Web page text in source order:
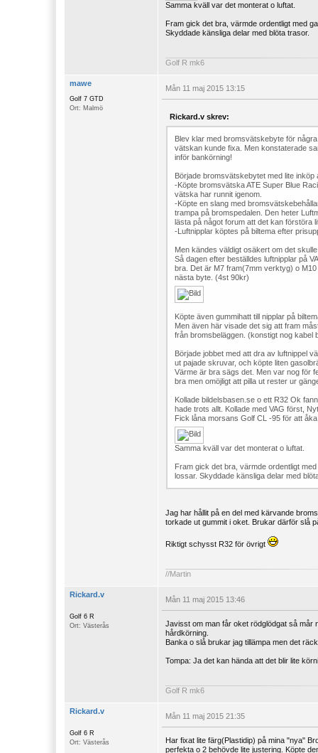
Samma kväll var det monterat o luftat.
Fram gick det bra, värmde ordentligt med
Skyddade känsliga delar med blöta trasor.
Golf R mk6
mawe
Golf 7 GTD
Ort: Malmö
Mån 11 maj 2015 13:15
Rickard.v skrev:
Blev klar med bromsvätskebyte för
vätskan kunde fixa. Men konstaterade
inför bankörning!
Började bromsvätskebytet med lite inköp
-Köpte bromsvätska ATE Super Blue
vätska har runnit igenom.
-Köpte en slang med
trampa på bromspedalen. Den heter
lästa på något forum att det kan förstöra
-Luftnipplar köptes på biltema efter
Men kändes väldigt osäkert om det
Så dagen efter beställdes luftnipplar på
bra. Det är M7 fram(7mm verktyg) o
nästa byte. (4st 90kr)
Köpte även gummihatt till nipplar på
Men även här visade det sig att fram
från bromsbeläggen. (konstigt nog kabel
Började jobbet med att dra av luftnippel
ut pajade skruvar, och köpte liten
Värme är bra sägs det. Men var nog för
bra men omöjligt att pilla ut rester ur
Kollade bildelsbasen.se o ett R32 Ok
hade trots allt. Kollade med VAG först,
Fick låna morsans Golf CL -95 för att
Samma kväll var det monterat o luftat.
Fram gick det bra, värmde ordentligt
lossar. Skyddade känsliga delar med
Jag har hållit på en del med kärvande
torkade ut gummit i oket. Brukar därför slå
Riktigt schysst R32 för övrigt
//Martin
Rickard.v
Golf 6 R
Ort: Västerås
Mån 11 maj 2015 13:46
Javisst om man får oket rödglödgat så mår
hårdkörning.
Banka o slå brukar jag tillämpa men det
Tompa: Ja det kan hända att det blir lite
Golf R mk6
Rickard.v
Golf 6 R
Ort: Västerås
Mån 11 maj 2015 21:35
Har fixat lite färg(Plastidip) på mina "nya"
perfekta o 2 behövde lite justering. Köpte